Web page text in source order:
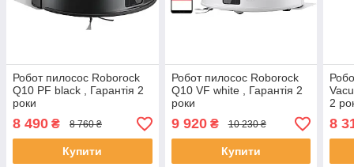
Робот пилосос Roborock
Q10 PF black , Гарантія 2
роки
8 490 ₴ 8 760 ₴
Купити
Робот пилосос Roborock
Q10 VF white , Гарантія 2
роки
9 920₴ 10 230 ₴
Купити
2
8